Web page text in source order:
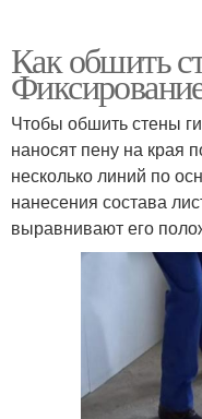
Как обшить
Чтобы обшить стены
наносят пену на края
несколько линий по
нанесения состава
выравнивают его